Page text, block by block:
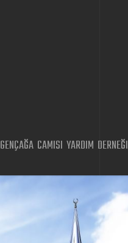
GENÇAĞA CAMISI YARDIM DERNEĞI